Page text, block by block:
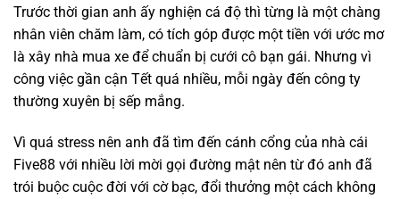
Trước thời gian anh ấy nghiện cá độ thì từng là một chàng
nhân viên chăm làm, có tích góp được một tiền với ước mơ
là xây nhà mua xe để chuẩn bị cưới cô bạn gái. Nhưng vì
công việc gần cận Tết quá nhiều, mỗi ngày đến công ty
thường xuyên bị sếp mắng.
Vì quá stress nên anh đã tìm đến cánh cổng của nhà cái
Five88 với nhiều lời mời gọi đường mật nên từ đó anh đã
trói buộc cuộc đời với cờ bạc, đổi thưởng một cách không